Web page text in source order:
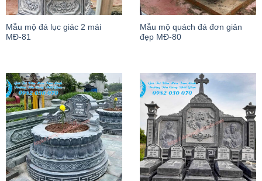
Mẫu mộ đá lục giác 2 mái
MĐ-81
Mẫu mộ quách đá đơn giản
đẹp MĐ-80